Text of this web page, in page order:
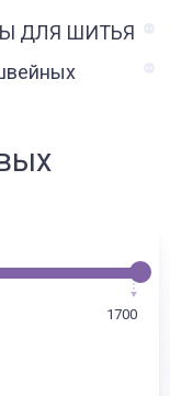
ДЛЯ ШИТЬЯ
1700